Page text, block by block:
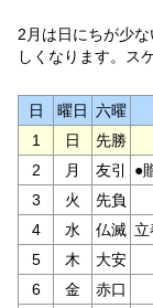
2月は日にちが少
しくなります。ス
日 曜日 六曜
1
日
先勝
2
月 友引
●
3
火
先負
4
水 仏滅 立
5
木
大安
6
金
赤口